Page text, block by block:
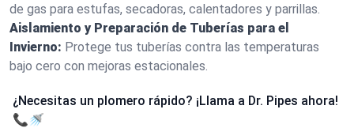
de gas para estufas, secadoras, calentadores y parrillas.
Aislamiento y Preparación de Tuberías para el
Invierno: Protege tus tuberías contra las temperaturas
bajo cero con mejoras estacionales.
¿Necesitas un plomero rápido? ¡Llama a Dr. Pipes ahora!
📞🚿